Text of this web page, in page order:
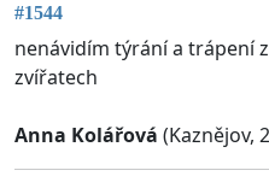
#1544
nenávidím týrání a trápení
zvířatech
Anna Kolářová (Kaznějov,